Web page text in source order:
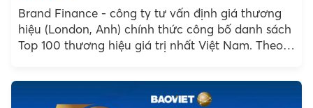
Brand Finance - công ty tư vấn định giá thương
hiệu (London, Anh) chính thức công bố danh sách
Top 100 thương hiệu giá trị nhất Việt Nam. Theo